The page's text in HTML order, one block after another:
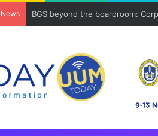
BGS beyond the boardroom: